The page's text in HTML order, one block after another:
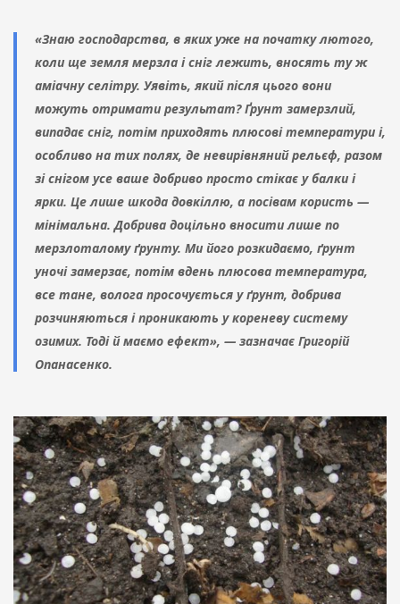
«Знаю господарства, в яких уже на початку лютого,
коли ще земля мерзла і сніг лежить, вносять ту ж
аміачну селітру. Уявіть, який після цього вони
можуть отримати результат? Ґрунт замерзлий,
випадає сніг, потім приходять плюсові температури і,
особливо на тих полях, де невирівняний рельєф, разом
зі снігом усе ваше добриво просто стікає у балки і
ярки. Це лише шкода довкіллю, а посівам користь —
мінімальна. Добрива доцільно вносити лише по
мерзлоталому ґрунту. Ми його розкидаємо, ґрунт
уночі замерзає, потім вдень плюсова температура,
все тане, волога просочується у ґрунт, добрива
розчиняються і проникають у кореневу систему
озимих. Тоді й маємо ефект», — зазначає Григорій
Опанасенко.